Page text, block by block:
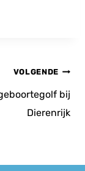
VOLGENDE
bij
Dierenrijk